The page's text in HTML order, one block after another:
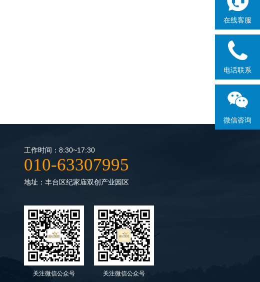
在线客服
电话联系
微信咨询
工作时间：8:30~17:30
010-63307995
地址：丰台区纪家庙双创产业园区
关注微信公众号 关注微信公众号